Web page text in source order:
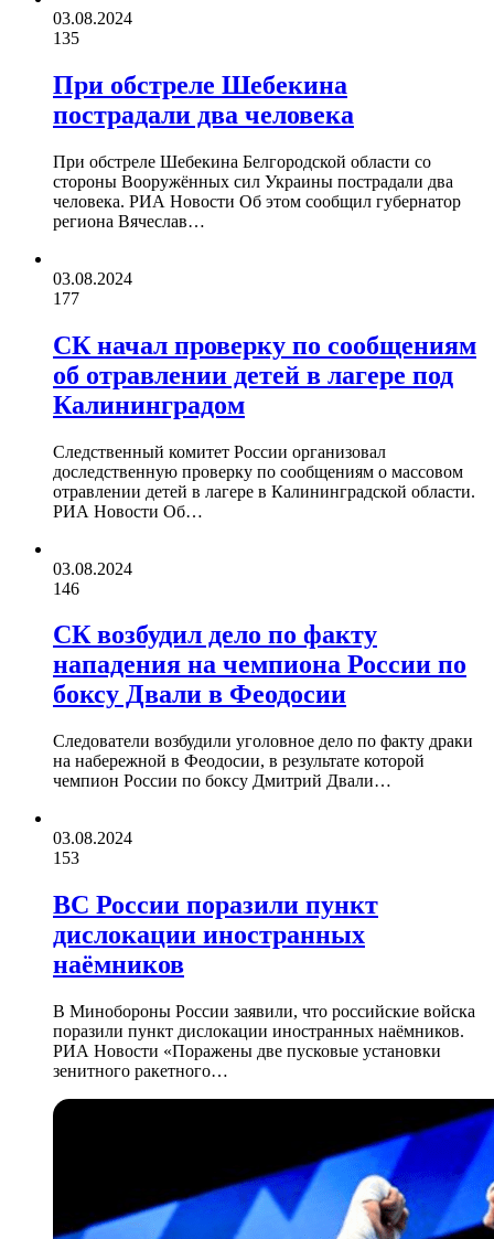
03.08.2024
135
При обстреле Шебекина
пострадали два человека
При обстреле Шебекина Белгородской области со
стороны Вооружённых сил Украины пострадали два
человека. РИА Новости Об этом сообщил губернатор
региона Вячеслав…
03.08.2024
177
СК начал проверку по сообщениям
об отравлении детей в лагере под
Калининградом
Следственный комитет России организовал
доследственную проверку по сообщениям о массовом
отравлении детей в лагере в Калининградской области.
РИА Новости Об…
03.08.2024
146
СК возбудил дело по факту
нападения на чемпиона России по
боксу Двали в Феодосии
Следователи возбудили уголовное дело по факту драки
на набережной в Феодосии, в результате которой
чемпион России по боксу Дмитрий Двали…
03.08.2024
153
ВС России поразили пункт
дислокации иностранных
наёмников
В Минобороны России заявили, что российские войска
поразили пункт дислокации иностранных наёмников.
РИА Новости «Поражены две пусковые установки
зенитного ракетного…